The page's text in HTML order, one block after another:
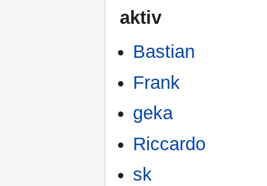
aktiv
Bastian
Frank
geka
Riccardo
sk